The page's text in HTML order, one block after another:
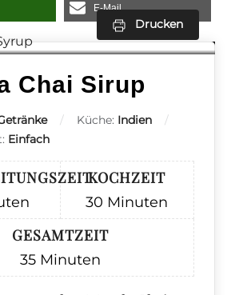
E-Mail
Drucken
Chai Sirup
Küche: Indien
Einfach
KOCHZEIT
30 Minuten
GESAMTZEIT
35 Minuten